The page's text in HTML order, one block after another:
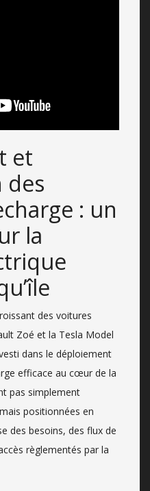
et
des
: un
la
des voitures
Zoé et la Tesla Model
dans le déploiement
efficace au cœur de la
pas simplement
positionnées en
des besoins, des flux de
règlementés par la